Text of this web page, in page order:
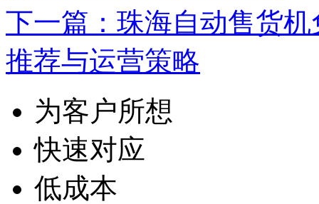
下一篇 ：珠海自动售货
推荐与运营策略
为客户所想
快速对应
低成本